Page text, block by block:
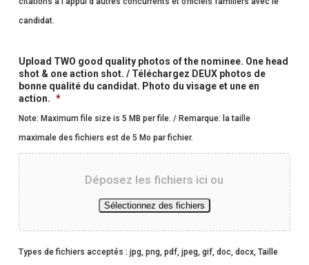
candidat
à
candidat.
Upload TWO good quality photos of the nominee. One head
shot & one action shot. / Téléchargez DEUX photos de
bonne qualité du candidat. Photo du visage et une en
action. *
Note: Maximum file size is 5 MB per file. / Remarque: la taille
maximale des fichiers est de 5 Mo par fichier.
Déposez les fichiers ici ou
Sélectionnez des fichiers
Types de fichiers acceptés : jpg, png, pdf, jpeg, gif, doc, docx, Taille